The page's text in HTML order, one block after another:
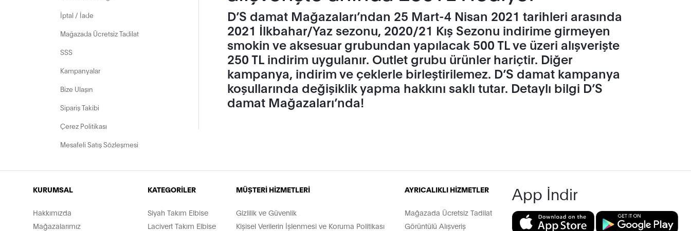
İptal / İade
Mağazada Ücretsiz Tadilat
SSS
Kampanyalar
Bize Ulaşın
Sipariş Takibi
Çerez Politikası
Mesafeli Satış Sözleşmesi
D’S damat Mağazaları’ndan 25 Mart-4 Nisan 2021 tarihleri arasında
2021 İlkbahar/Yaz sezonu, 2020/21 Kış Sezonu indirime girmeyen
smokin ve aksesuar grubundan yapılacak 500 TL ve üzeri alışverişte
250 TL indirim uygulanır. Outlet grubu ürünler hariçtir. Diğer
kampanya, indirim ve çeklerle birleştirilemez. D’S damat kampanya
koşullarında değişiklik yapma hakkını saklı tutar. Detaylı bilgi D’S
damat Mağazaları’nda!
KURUMSAL
Hakkımızda
Mağazalarımız
KATEGORİLER
Siyah Takım Elbise
Lacivert Takım Elbise
MÜŞTERİ HİZMETLERİ
Gizlilik ve Güvenlik
Kişisel Verilerin İşlenmesi ve Koruma Politikası
AYRICALIKLI HİZMETLER
Mağazada Ücretsiz Tadilat
Görüntülü Alışveriş
App İndir